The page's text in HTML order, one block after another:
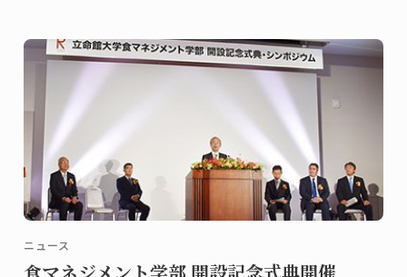
を修了しました。
ニュース